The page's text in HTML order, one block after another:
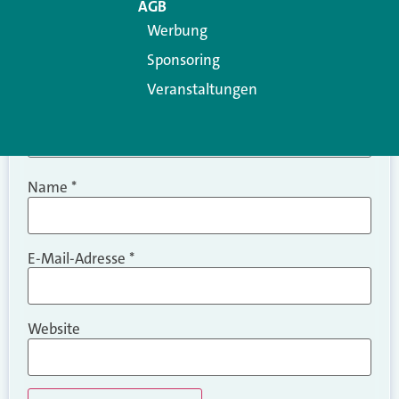
Name *
E-Mail-Adresse *
Website
AGB
Werbung
Sponsoring
Veranstaltungen